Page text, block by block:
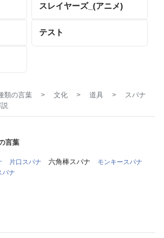
スレイヤーズ_(アニメ)
テスト
類の言葉 > 文化 > 道具 >
スパナ
言葉
片口スパナ 六角棒スパナ
モンキースパナ
パナ